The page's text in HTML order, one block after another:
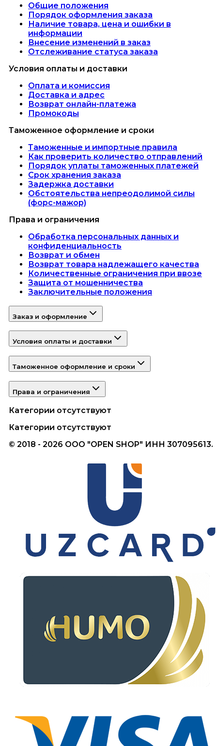
Общие положения
Порядок оформления заказа
Наличие товара, цена и ошибки в
информации
Внесение изменений в заказ
Отслеживание статуса заказа
Условия оплаты и доставки
Оплата и комиссия
Доставка и адрес
Возврат онлайн-платежа
Промокоды
Таможенное оформление и сроки
Таможенные и импортные правила
Как проверить количество отправлений
Порядок уплаты таможенных платежей
Срок хранения заказа
Задержка доставки
Обстоятельства непреодолимой силы
(форс-мажор)
Права и ограничения
Обработка персональных данных и
конфиденциальность
Возврат и обмен
Возврат товара надлежащего качества
Количественные ограничения при ввозе
Защита от мошенничества
Заключительные положения
Заказ и оформление
Условия оплаты и доставки
Таможенное оформление и сроки
Права и ограничения
Категории отсутствуют
Категории отсутствуют
© 2018 - 2026 ООО "OPEN SHOP" ИНН 307095613.